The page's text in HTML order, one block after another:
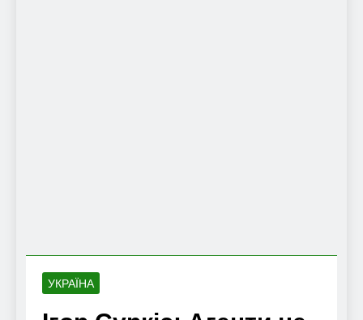
УКРАЇНА